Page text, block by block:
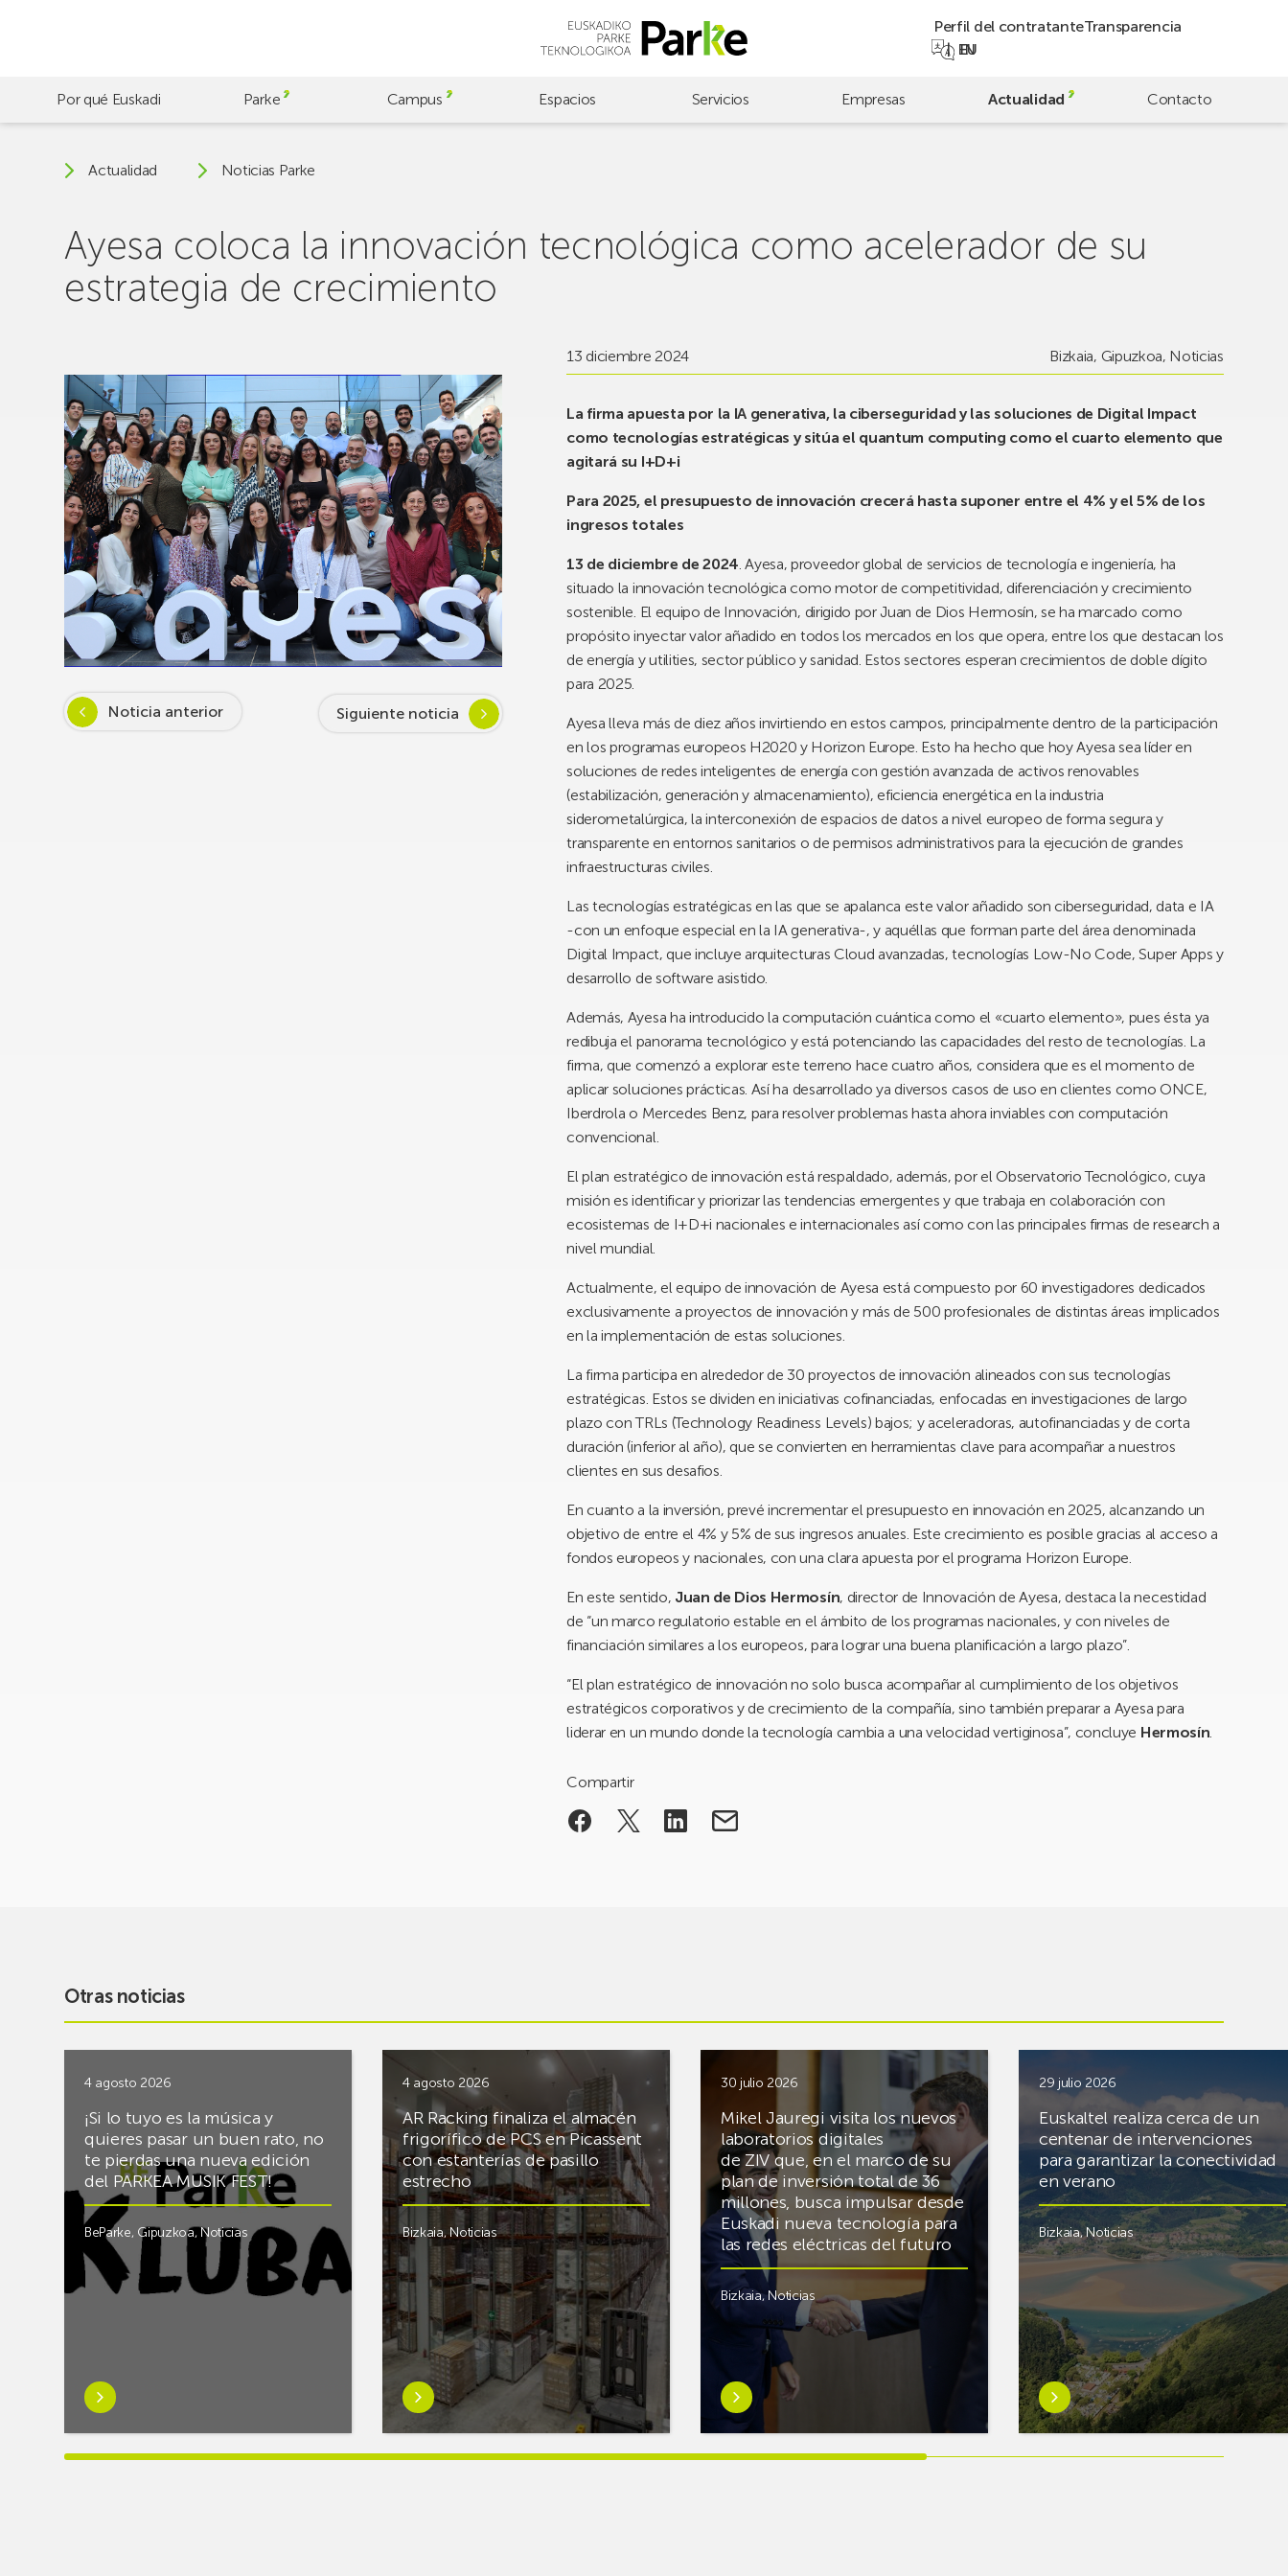
Perfil del contratanteTransparencia
EU
EN
Por qué Euskadi Parke Campus Espacios Servicios Empresas Actualidad Contacto
Actualidad Noticias Parke
Ayesa coloca la innovación tecnológica como acelerador de su
estrategia de crecimiento
Noticia anterior Siguiente noticia
13 diciembre 2024 Bizkaia, Gipuzkoa, Noticias
La firma apuesta por la IA generativa, la ciberseguridad y las soluciones de Digital Impact
como tecnologías estratégicas y sitúa el quantum computing como el cuarto elemento que
agitará su I+D+i
Para 2025, el presupuesto de innovación crecerá hasta suponer entre el 4% y el 5% de los
ingresos totales
13 de diciembre de 2024. Ayesa, proveedor global de servicios de tecnología e ingeniería, ha
situado la innovación tecnológica como motor de competitividad, diferenciación y crecimiento
sostenible. El equipo de Innovación, dirigido por Juan de Dios Hermosín, se ha marcado como
propósito inyectar valor añadido en todos los mercados en los que opera, entre los que destacan los
de energía y utilities, sector público y sanidad. Estos sectores esperan crecimientos de doble dígito
para 2025.
Ayesa lleva más de diez años invirtiendo en estos campos, principalmente dentro de la participación
en los programas europeos H2020 y Horizon Europe. Esto ha hecho que hoy Ayesa sea líder en
soluciones de redes inteligentes de energía con gestión avanzada de activos renovables
(estabilización, generación y almacenamiento), eficiencia energética en la industria
siderometalúrgica, la interconexión de espacios de datos a nivel europeo de forma segura y
transparente en entornos sanitarios o de permisos administrativos para la ejecución de grandes
infraestructuras civiles.
Las tecnologías estratégicas en las que se apalanca este valor añadido son ciberseguridad, data e IA
-con un enfoque especial en la IA generativa-, y aquéllas que forman parte del área denominada
Digital Impact, que incluye arquitecturas Cloud avanzadas, tecnologías Low-No Code, Super Apps y
desarrollo de software asistido.
Además, Ayesa ha introducido la computación cuántica como el «cuarto elemento», pues ésta ya
redibuja el panorama tecnológico y está potenciando las capacidades del resto de tecnologías. La
firma, que comenzó a explorar este terreno hace cuatro años, considera que es el momento de
aplicar soluciones prácticas. Así ha desarrollado ya diversos casos de uso en clientes como ONCE,
Iberdrola o Mercedes Benz, para resolver problemas hasta ahora inviables con computación
convencional.
El plan estratégico de innovación está respaldado, además, por el Observatorio Tecnológico, cuya
misión es identificar y priorizar las tendencias emergentes y que trabaja en colaboración con
ecosistemas de I+D+i nacionales e internacionales así como con las principales firmas de research a
nivel mundial.
Actualmente, el equipo de innovación de Ayesa está compuesto por 60 investigadores dedicados
exclusivamente a proyectos de innovación y más de 500 profesionales de distintas áreas implicados
en la implementación de estas soluciones.
La firma participa en alrededor de 30 proyectos de innovación alineados con sus tecnologías
estratégicas. Estos se dividen en iniciativas cofinanciadas, enfocadas en investigaciones de largo
plazo con TRLs (Technology Readiness Levels) bajos; y aceleradoras, autofinanciadas y de corta
duración (inferior al año), que se convierten en herramientas clave para acompañar a nuestros
clientes en sus desafios.
En cuanto a la inversión, prevé incrementar el presupuesto en innovación en 2025, alcanzando un
objetivo de entre el 4% y 5% de sus ingresos anuales. Este crecimiento es posible gracias al acceso a
fondos europeos y nacionales, con una clara apuesta por el programa Horizon Europe.
En este sentido, Juan de Dios Hermosín, director de Innovación de Ayesa, destaca la necestidad
de “un marco regulatorio estable en el ámbito de los programas nacionales, y con niveles de
financiación similares a los europeos, para lograr una buena planificación a largo plazo”.
“El plan estratégico de innovación no solo busca acompañar al cumplimiento de los objetivos
estratégicos corporativos y de crecimiento de la compañía, sino también preparar a Ayesa para
liderar en un mundo donde la tecnología cambia a una velocidad vertiginosa”, concluye Hermosín.
Compartir
Otras noticias
4 agosto 2026
¡Si lo tuyo es la música y
quieres pasar un buen rato, no
te pierdas una nueva edición
del PARKEA MUSIK FEST!
BeParke, Gipuzkoa,Noticias
Saber
más
sobre¡Si
lo
4 agosto 2026
AR Racking finaliza el almacén
frigorífico de PCS en Picassent
con estanterías de pasillo
estrecho
Bizkaia,Noticias
Saber
más
sobreAR
Racking
30 julio 2026
Mikel Jauregi visita los nuevos
laboratorios digitales
de ZIV que, en el marco de su
plan de inversión total de 36
millones, busca impulsar desde
Euskadi nueva tecnología para
las redes eléctricas del futuro
Bizkaia,Noticias
Saber
más
sobreMikel
Jauregi
29 julio 2026
Euskaltel realiza cerca de un
centenar de intervenciones
para garantizar la conectividad
en verano
Bizkaia,Noticias
Saber
más
sobreEuskaltel
realiza